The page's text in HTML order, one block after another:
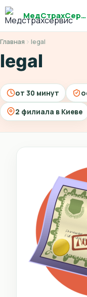
МедСтрахСервис
Главная legal
legal
от 30 минут
2 филиала в Киеве